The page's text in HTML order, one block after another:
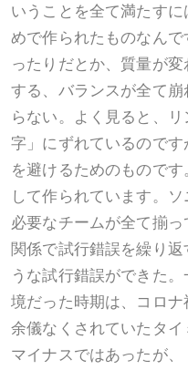
いうことを全て満たす
めで作られたものなん
ったりだとか、質量が
する、バランスが全て
らない。よく見ると、
字」にずれているので
を避けるためのもので
して作られています。
必要なチームが全て揃
関係で試行錯誤を繰り
うな試行錯誤ができた
境だった時期は、コロ
余儀なくされていたタ
マイナスではあったが